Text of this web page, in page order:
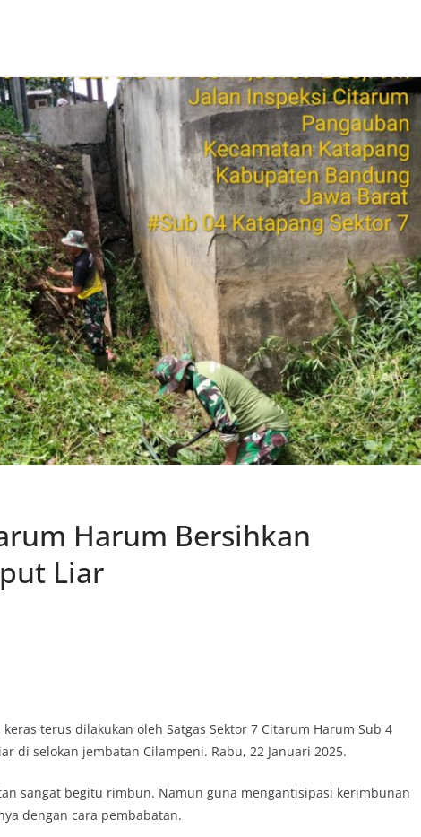
Harum Bersihkan
Liar
terus dilakukan oleh Satgas Sektor 7 Citarum Harum Sub 4
di selokan jembatan Cilampeni. Rabu, 22 Januari 2025.
sangat begitu rimbun. Namun guna mengantisipasi kerimbunan
dengan cara pembabatan.